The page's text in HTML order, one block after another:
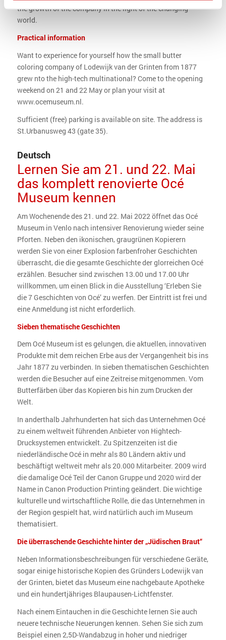
the growth of the company in the light of the changing
world.
Practical information
Want to experience for yourself how the small butter
coloring company of Lodewijk van der Grinten from 1877
grew nto the high-tech multinational? Come to the opening
weekend on 21 and 22 May or plan your visit at
www.ocemuseum.nl.
Sufficient (free) parking is available on site. The address is
St.Urbanusweg 43 (gate 35).
Deutsch
Lernen Sie am 21. und 22. Mai
das komplett renovierte Océ
Museum kennen
Am Wochenende des 21. und 22. Mai 2022 öffnet das Océ
Museum in Venlo nach intensiver Renovierung wieder seine
Pforten. Neben den ikonischen, graugrünen Kopierern
werden Sie von einer Explosion farbenfroher Geschichten
überrascht, die die gesamte Geschichte der glorreichen Océ
erzählen. Besucher sind zwischen 13.00 und 17.00 Uhr
willkommen, um einen Blick in die Ausstellung ‘Erleben Sie
die 7 Geschichten von Océ’ zu werfen. Der Eintritt ist frei und
eine Anmeldung ist nicht erforderlich.
Sieben thematische Geschichten
Dem Océ Museum ist es gelungen, die aktuellen, innovativen
Produkte mit dem reichen Erbe aus der Vergangenheit bis ins
Jahr 1877 zu verbinden. In sieben thematischen Geschichten
werden die Besucher auf eine Zeitreise mitgenommen. Vom
Butterfärben über das Kopieren bis hin zum Drucken der
Welt.
In anderthalb Jahrhunderten hat sich das Unternehmen Océ
zu einem weltweit führenden Anbieter von Hightech-
Drucksystemen entwickelt. Zu Spitzenzeiten ist die
niederländische Océ in mehr als 80 Ländern aktiv und
beschäftigt weltweit mehr als 20.000 Mitarbeiter. 2009 wird
die damalige Océ Teil der Canon Gruppe und 2020 wird der
Name in Canon Production Printing geändert. Die wichtige
kulturelle und wirtschaftliche Rolle, die das Unternehmen in
der Region gespielt hat, wird natürlich auch im Museum
thematisiert.
Die überraschende Geschichte hinter der „Jüdischen Braut“
Neben Informationsbeschreibungen für verschiedene Geräte,
sogar einige historische Kopien des Gründers Lodewijk van
der Grinten, bietet das Museum eine nachgebaute Apotheke
und ein hundertjähriges Blaupausen-Lichtfenster.
Nach einem Eintauchen in die Geschichte lernen Sie auch
neuere technische Neuerungen kennen. Sehen Sie sich zum
Beispiel einen 2,5D-Wandabzug in hoher und niedriger